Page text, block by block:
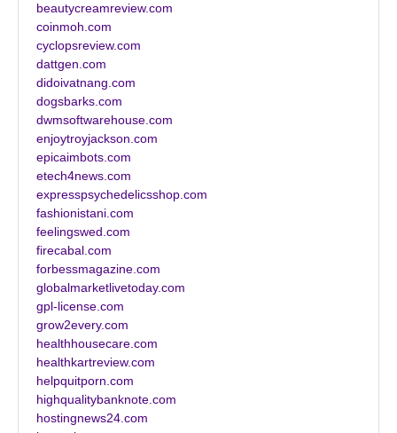
beautycreamreview.com
coinmoh.com
cyclopsreview.com
dattgen.com
didoivatnang.com
dogsbarks.com
dwmsoftwarehouse.com
enjoytroyjackson.com
epicaimbots.com
etech4news.com
expresspsychedelicsshop.com
fashionistani.com
feelingswed.com
firecabal.com
forbessmagazine.com
globalmarketlivetoday.com
gpl-license.com
grow2every.com
healthhousecare.com
healthkartreview.com
helpquitporn.com
highqualitybanknote.com
hostingnews24.com